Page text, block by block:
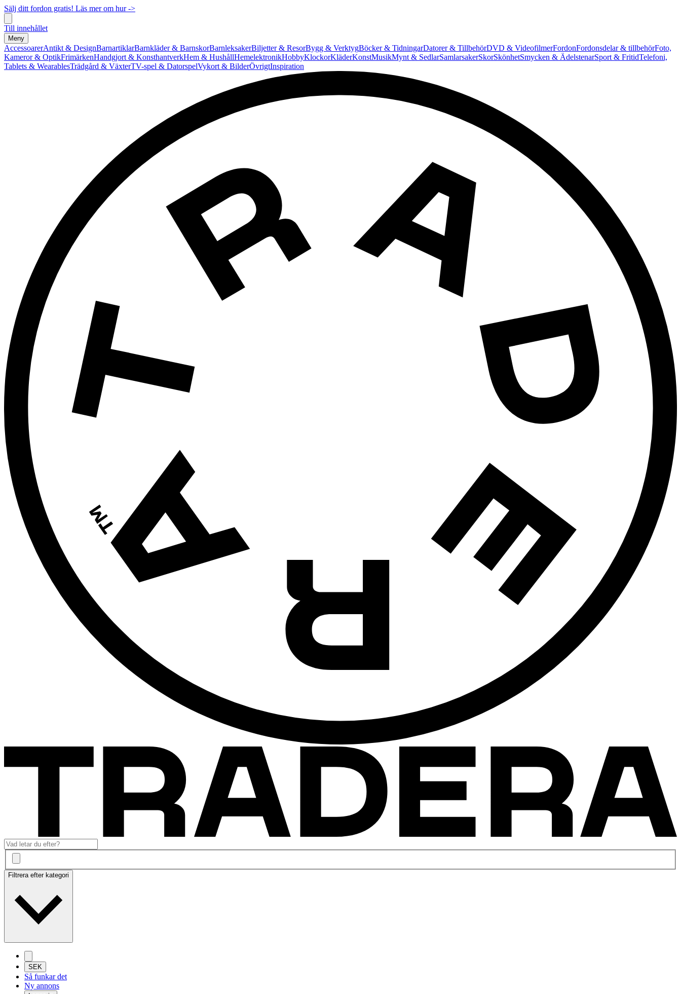
Sälj ditt fordon gratis! Läs mer om hur ->
Till innehållet
Meny
AccessoarerAntikt & DesignBarnartiklarBarnkläder & BarnskorBarnleksakerBiljetter & ResorBygg & VerktygBöcker & TidningarDatorer & TillbehörDVD & VideofilmerFordonFordonsdelar & tillbehörFoto,
Kameror & OptikFrimärkenHandgjort & KonsthantverkHem & HushållHemelektronikHobbyKlockorKläderKonstMusikMynt & SedlarSamlarsakerSkorSkönhetSmycken & ÄdelstenarSport & FritidTelefoni,
Tablets & WearablesTrädgård & VäxterTV-spel & DatorspelVykort & BilderÖvrigtInspiration
Filtrera efter kategori
SEK
Så funkar det
Ny annons